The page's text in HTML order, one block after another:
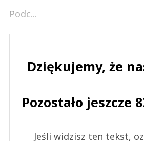
Podc...
Dziękujemy, że
Pozostało jeszcze
Jeśli widzisz ten tekst,